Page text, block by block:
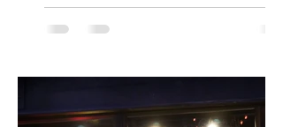
musical única e inolvidable con motivo del
Día del Niño. El espectáculo Hollywood
de todos los tiempos en un concierto en
sinfónica en pleno, coro y una